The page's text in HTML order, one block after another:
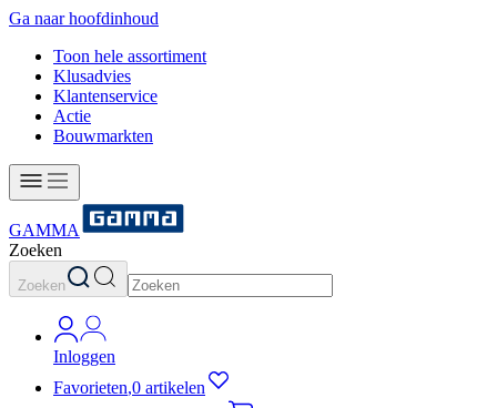
Ga naar hoofdinhoud
Toon hele assortiment
Klusadvies
Klantenservice
Actie
Bouwmarkten
GAMMA
Zoeken
Zoeken
Inloggen
Favorieten,0 artikelen